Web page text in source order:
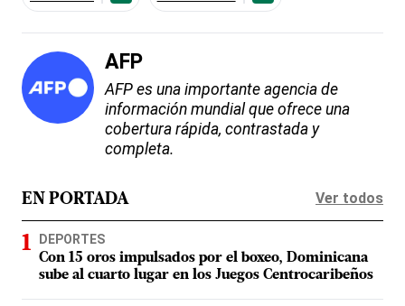
AFP
AFP es una importante agencia de
información mundial que ofrece una
cobertura rápida, contrastada y
completa.
EN PORTADA Ver todos
DEPORTES
Con 15 oros impulsados por el boxeo, Dominicana
sube al cuarto lugar en los Juegos Centrocaribeños